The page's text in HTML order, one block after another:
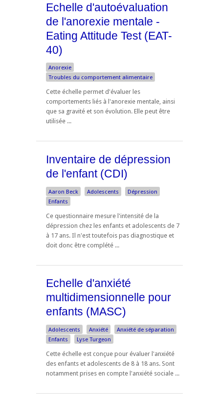
Echelle d'autoévaluation
de l'anorexie mentale -
Eating Attitude Test (EAT-
40)
Anorexie
Troubles du comportement alimentaire
Cette échelle permet d'évaluer les
comportements liés à l'anorexie mentale, ainsi
que sa gravité et son évolution. Elle peut être
utilisée ...
Inventaire de dépression
de l'enfant (CDI)
Aaron Beck Adolescents
Dépression
Enfants
Ce questionnaire mesure l'intensité de la
dépression chez les enfants et adolescents de 7
à 17 ans. Il n'est toutefois pas diagnostique et
doit donc être complété ...
Echelle d'anxiété
multidimensionnelle pour
enfants (MASC)
Adolescents Anxiété
Anxiété de séparation
Enfants
Lyse Turgeon
Cette échelle est conçue pour évaluer l'anxiété
des enfants et adolescents de 8 à 18 ans. Sont
notamment prises en compte l'anxiété sociale ...